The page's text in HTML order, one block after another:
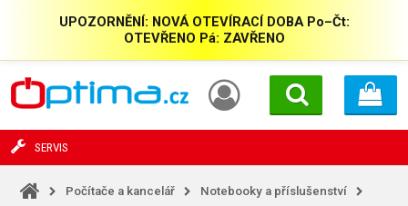
UPOZORNĚNÍ: NOVÁ OTEVÍRACÍ DOBA Po–Čt:
OTEVŘENO Pá: ZAVŘENO
SERVIS
Počítače a kancelář
Notebooky a příslušenství